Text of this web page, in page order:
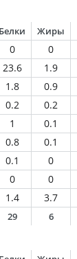
Белки Жиры
0 0
23.6 1.9
1.8 0.9
0.2 0.2
1 0.1
0.8 0.1
0.1 0
0 0
1.4 3.7
29 6